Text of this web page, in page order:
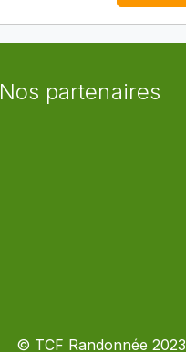
Nos partenaires
© TCF Randonnée 2023